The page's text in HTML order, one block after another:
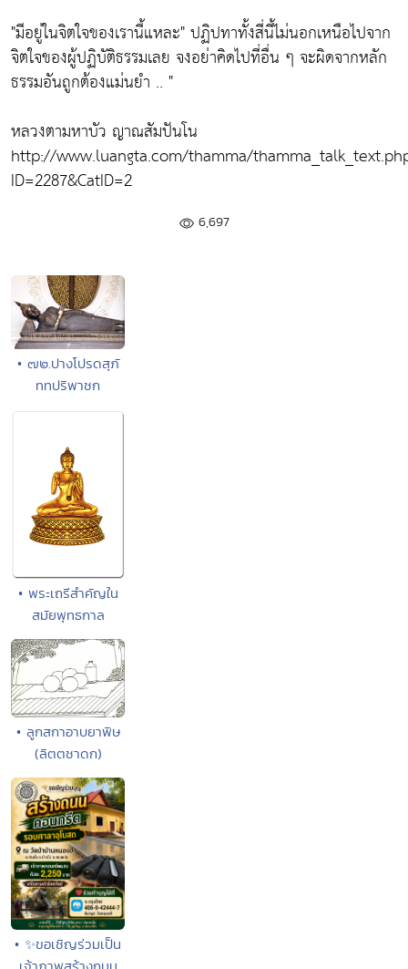
"มีอยู่ในจิตใจของเรานี้แหละ"ปฏิปทาทั้งสี่นี้ไม่นอกเหนือไปจาก
จิตใจของผู้ปฏิบัติธรรมเลย จงอย่าคิดไปที่อื่น ๆ จะผิดจากหลัก
ธรรมอันถูกต้องแม่นยำ .. "
หลวงตามหาบัว ญาณสัมปันโน
http://www.luangta.com/thamma/
ID=2287&CatID=2
6,697
• ๗๒.ปางโปรดสุภั
ททปริพาชก
• พระเถรีสำคัญใน
สมัยพุทธกาล
• ลูกสกาอาบยาพิษ
(ลิตตชาดก)
• ✨ขอเชิญร่วมเป็น